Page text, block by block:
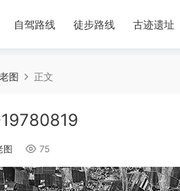
自驾路线 徒步路线 古迹遗址
图 正文
图 75